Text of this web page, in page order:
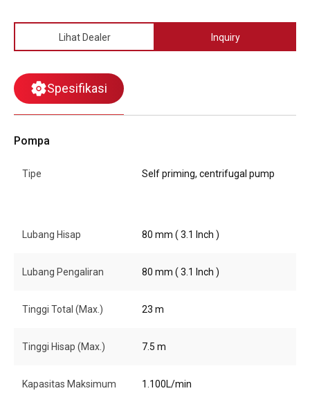
Lihat Dealer Inquiry
Spesifikasi
Pompa
Tipe Self priming, centrifugal pump
Lubang Hisap 80 mm ( 3.1 Inch )
Lubang Pengaliran 80 mm ( 3.1 Inch )
Tinggi Total (Max.) 23 m
Tinggi Hisap (Max.) 7.5 m
Kapasitas Maksimum
1.100L/min